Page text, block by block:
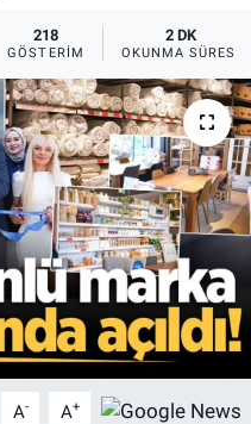
218
GÖSTERIM
2 DK
OKUNMA SÜRESI
A- A+